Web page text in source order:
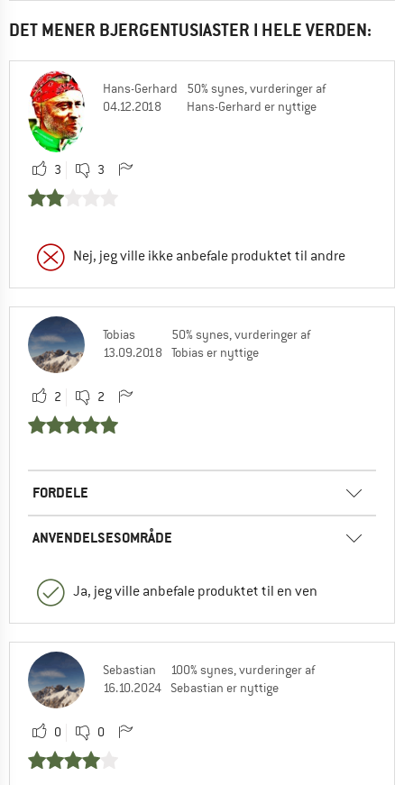
DET MENER BJERGENTUSIASTER I HELE VERDEN:
Hans-Gerhard
04.12.2018
50% synes, vurderinger af
Hans-Gerhard er nyttige
3 3
Nej, jeg ville ikke anbefale produktet til andre
Tobias
13.09.2018
50% synes, vurderinger af
Tobias er nyttige
2 2
FORDELE
ANVENDELSESOMRÅDE
Ja, jeg ville anbefale produktet til en ven
Sebastian
16.10.2024
100% synes, vurderinger af
Sebastian er nyttige
0 0